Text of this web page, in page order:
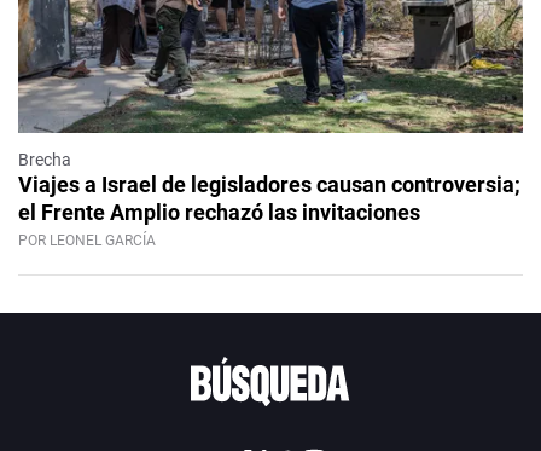
Brecha
Viajes a Israel de legisladores causan controversia;
el Frente Amplio rechazó las invitaciones
POR LEONEL GARCÍA